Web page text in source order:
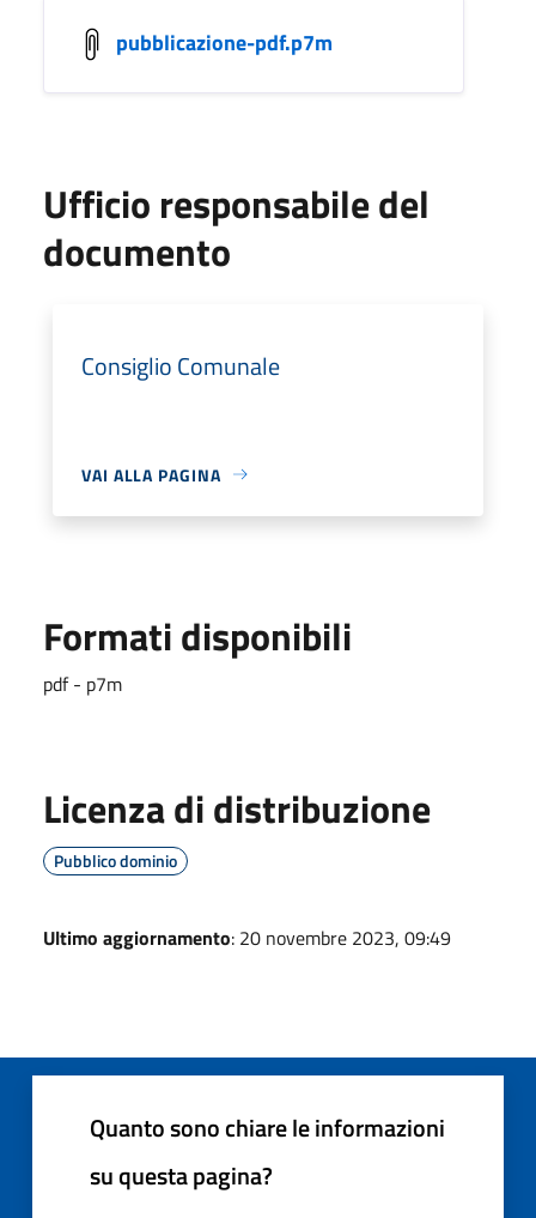
pubblicazione-pdf.p7m
Ufficio responsabile del
documento
Consiglio Comunale
VAI ALLA PAGINA
Formati disponibili
pdf - p7m
Licenza di distribuzione
Pubblico dominio
Ultimo aggiornamento: 20 novembre 2023, 09:49
Quanto sono chiare le informazioni
su questa pagina?